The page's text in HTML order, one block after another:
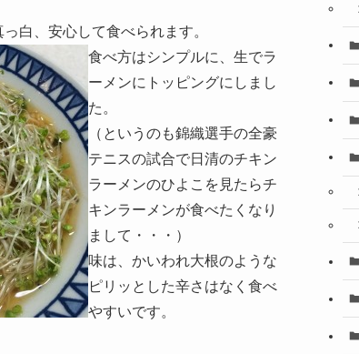
白、安心して食べられます。
食べ方はシンプルに、生でラ
ーメンにトッピングにしまし
た。
（というのも錦織選手の全豪
テニスの試合で日清のチキン
ラーメンのひよこを見たらチ
キンラーメンが食べたくなり
まして・・・）
味は、かいわれ大根のような
ピリッとした辛さはなく食べ
やすいです。